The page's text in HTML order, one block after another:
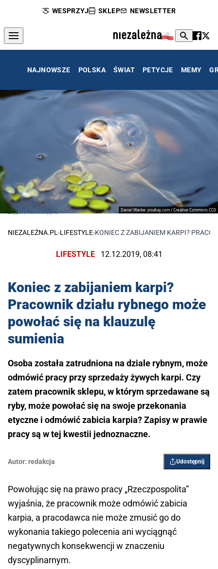
WESPRZYJ SKLEP NEWSLETTER
NAJNOWSZE POLSKA ŚWIAT PETYCJE MEMY
Daniel Wanke; pixabay.com / Creative Commons CC0
zdjęcie ilustracyjne
NIEZALEŻNA.PL›LIFESTYLE›KONIEC Z ZABIJANIEM KARPI?
LIFESTYLE 12.12.2019, 08:41
Koniec z zabijaniem karpi?
Pracownik działu rybnego może
powołać się na klauzulę
sumienia
Osoba została zatrudniona na dziale rybnym, może
odmówić pracy przy sprzedaży żywych karpi. Czy
zatem pracownik sklepu, w którym sprzedawane są
ryby, może powołać się na swoje przekonania
etyczne i odmówić zabicia karpia? Zapisy w prawie
pracy są w tej kwestii jednoznaczne.
Autor: redakcja Udostępnij
Powołując się na prawo pracy „Rzeczpospolita”
wyjaśnia, że pracownik może odmówić zabicia
karpia, a pracodawca nie może zmusić go do
wykonania takiego polecenia ani wyciągnąć
negatywnych konsekwencji w znaczeniu
dyscyplinarnym.